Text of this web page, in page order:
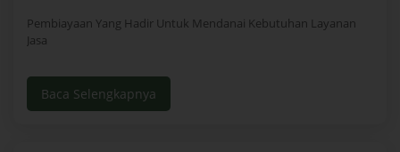
Pembiayaan Yang Hadir Untuk Mendanai Kebutuhan Layanan
Jasa
Baca Selengkapnya